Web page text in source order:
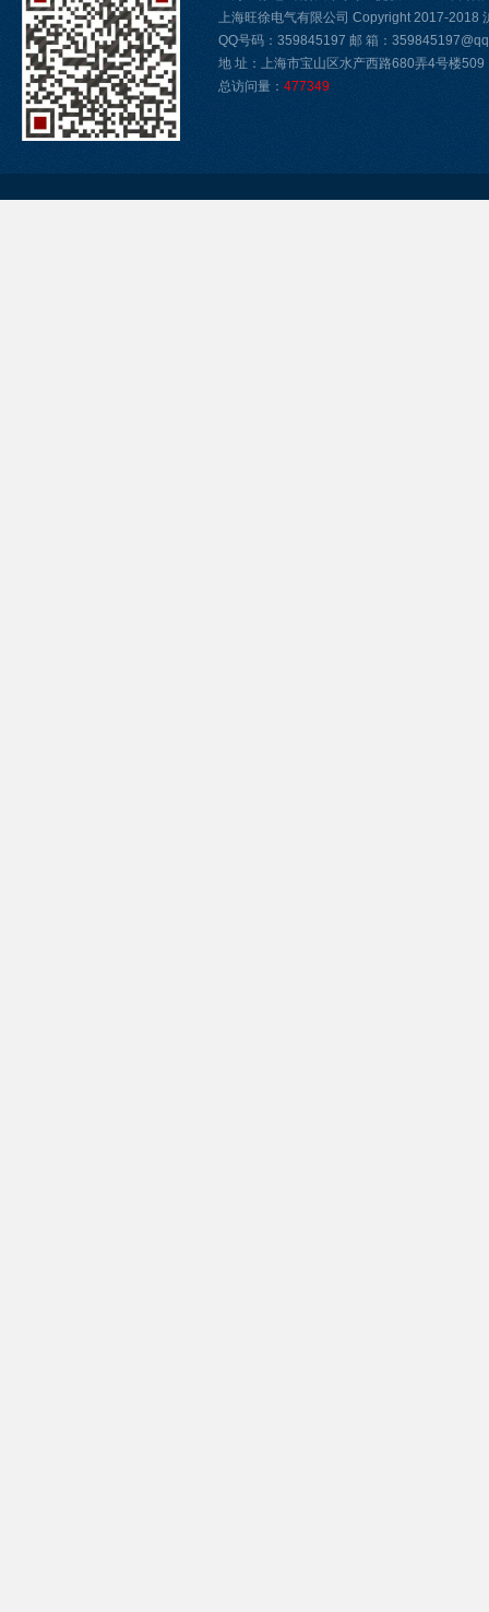
上海旺徐电气有限公司 Copyright 2017-2018
QQ号码：359845197 邮 箱：
地 址：上海市宝山区水产西路680弄4号楼509
总访问量： 477349